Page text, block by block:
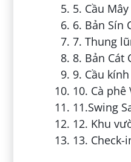
5. Cầu Mây
6. Bản Sín
7. Thung
8. Bản Cát
9. Cầu
10. Cà
11.Swing
12. Khu
13. Check-